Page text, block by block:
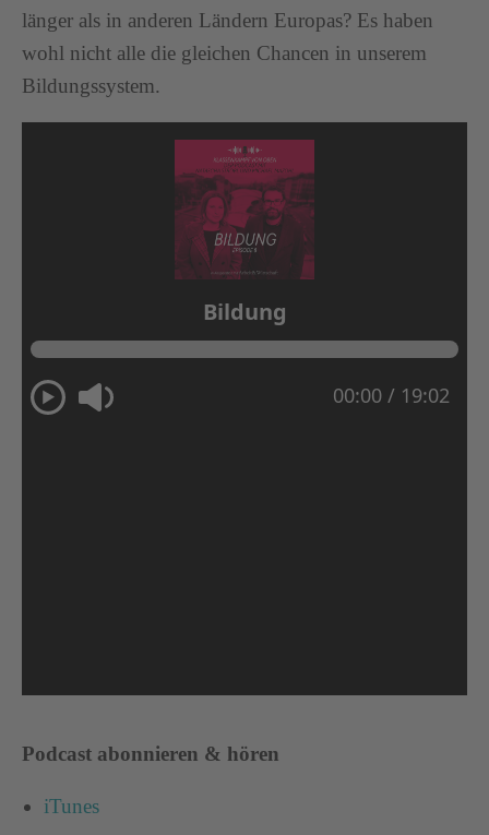
länger als in anderen Ländern Europas? Es haben
wohl nicht alle die gleichen Chancen in unserem
Bildungssystem.
Podcast abonnieren & hören
iTunes